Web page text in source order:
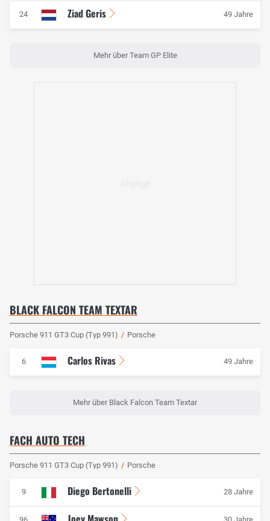
24 Ziad Geris 49 Jahre
Mehr über Team GP Elite
BLACK FALCON TEAM TEXTAR
Porsche 911 GT3 Cup (Typ 991) / Porsche
6 Carlos Rivas 49 Jahre
Mehr über Black Falcon Team Textar
FACH AUTO TECH
Porsche 911 GT3 Cup (Typ 991) / Porsche
9 Diego Bertonelli 28 Jahre